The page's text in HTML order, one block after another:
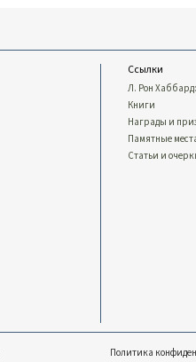
Ссылки
Л. Рон
Книги
Награды и
Памятные
Статьи и
Политика